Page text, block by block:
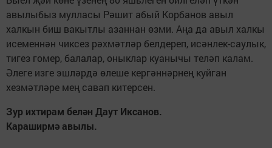
авылыбыз мулласы Рәшит абый Корбанов авыл
халкын биш вакытлы азаннан өзми. Аңа да авыл халкы
исеменнән чиксез рәхмәтләр белдереп, исәнлек-саулык,
тигез гомер, балалар, оныклар куанычы теләп калам.
Әлеге изге эшләрдә өлеше кергәннәрнең куйган
хезмәтләре мең савап китерсен.
Зур ихтирам белән Даут Иксанов.
Караширмә авылы.